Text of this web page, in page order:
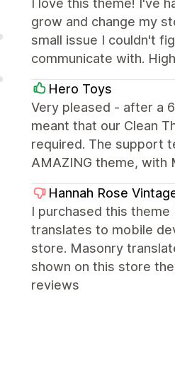
I love this theme! I've
grow and change my
small issue I couldn't
communicate with.
Hero Toys
Very pleased - after a
meant that our Clean
required. The support
AMAZING theme, with
Hannah Rose
I purchased this
translates to mobile
store. Masonry
shown on this store
reviews